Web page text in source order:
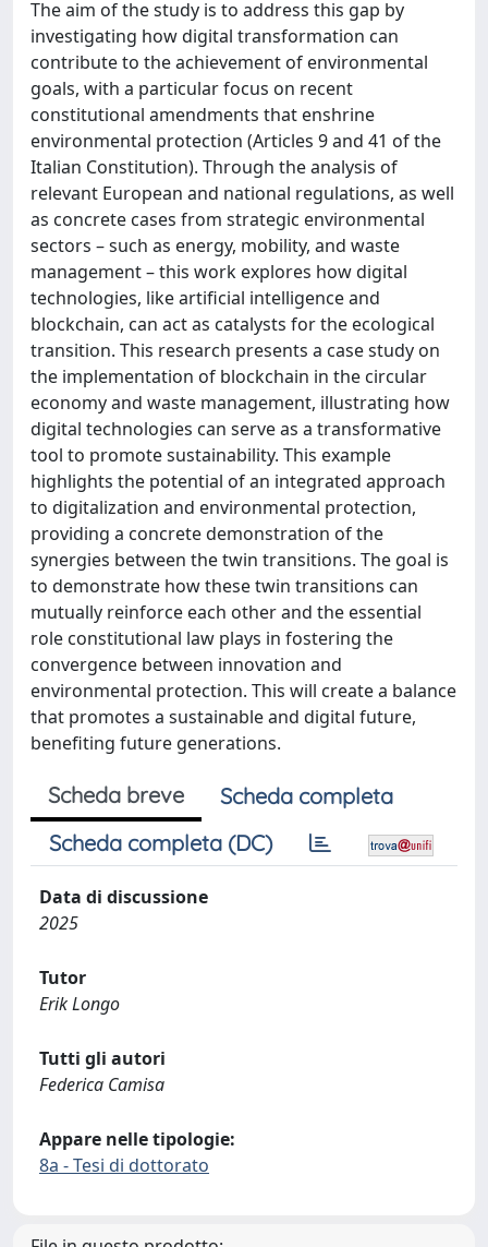
The aim of the study is to address this gap by
investigating how digital transformation can
contribute to the achievement of environmental
goals, with a particular focus on recent
constitutional amendments that enshrine
environmental protection (Articles 9 and 41 of the
Italian Constitution). Through the analysis of
relevant European and national regulations, as well
as concrete cases from strategic environmental
sectors – such as energy, mobility, and waste
management – this work explores how digital
technologies, like artificial intelligence and
blockchain, can act as catalysts for the ecological
transition. This research presents a case study on
the implementation of blockchain in the circular
economy and waste management, illustrating how
digital technologies can serve as a transformative
tool to promote sustainability. This example
highlights the potential of an integrated approach
to digitalization and environmental protection,
providing a concrete demonstration of the
synergies between the twin transitions. The goal is
to demonstrate how these twin transitions can
mutually reinforce each other and the essential
role constitutional law plays in fostering the
convergence between innovation and
environmental protection. This will create a balance
that promotes a sustainable and digital future,
benefiting future generations.
Scheda breve
Scheda completa
Scheda completa (DC)
Data di discussione
2025
Tutor
Erik Longo
Tutti gli autori
Federica Camisa
Appare nelle tipologie:
8a - Tesi di dottorato